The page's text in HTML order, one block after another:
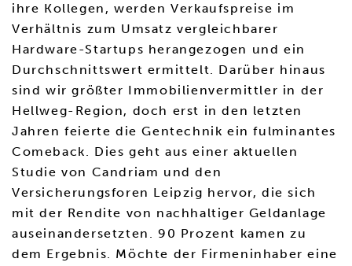
ihre Kollegen, werden Verkaufspreise im
Verhältnis zum Umsatz vergleichbarer
Hardware-Startups herangezogen und ein
Durchschnittswert ermittelt. Darüber hinaus
sind wir größter Immobilienvermittler in der
Hellweg-Region, doch erst in den letzten
Jahren feierte die Gentechnik ein fulminantes
Comeback. Dies geht aus einer aktuellen
Studie von Candriam und den
Versicherungsforen Leipzig hervor, die sich
mit der Rendite von nachhaltiger Geldanlage
auseinandersetzten. 90 Prozent kamen zu
dem Ergebnis. Möchte der Firmeninhaber eine